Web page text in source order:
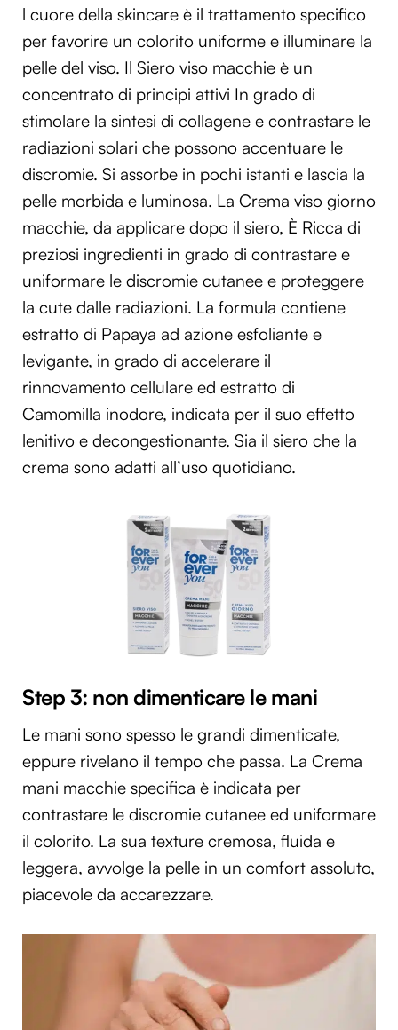
l cuore della skincare è il trattamento specifico
per favorire un colorito uniforme e illuminare la
pelle del viso. Il Siero viso macchie è un
concentrato di principi attivi In grado di
stimolare la sintesi di collagene e contrastare le
radiazioni solari che possono accentuare le
discromie. Si assorbe in pochi istanti e lascia la
pelle morbida e luminosa. La Crema viso giorno
macchie, da applicare dopo il siero, È Ricca di
preziosi ingredienti in grado di contrastare e
uniformare le discromie cutanee e proteggere
la cute dalle radiazioni. La formula contiene
estratto di Papaya ad azione esfoliante e
levigante, in grado di accelerare il
rinnovamento cellulare ed estratto di
Camomilla inodore, indicata per il suo effetto
lenitivo e decongestionante. Sia il siero che la
crema sono adatti all’uso quotidiano.
Step 3: non dimenticare le mani
Le mani sono spesso le grandi dimenticate,
eppure rivelano il tempo che passa. La Crema
mani macchie specifica è indicata per
contrastare le discromie cutanee ed uniformare
il colorito. La sua texture cremosa, fluida e
leggera, avvolge la pelle in un comfort assoluto,
piacevole da accarezzare.